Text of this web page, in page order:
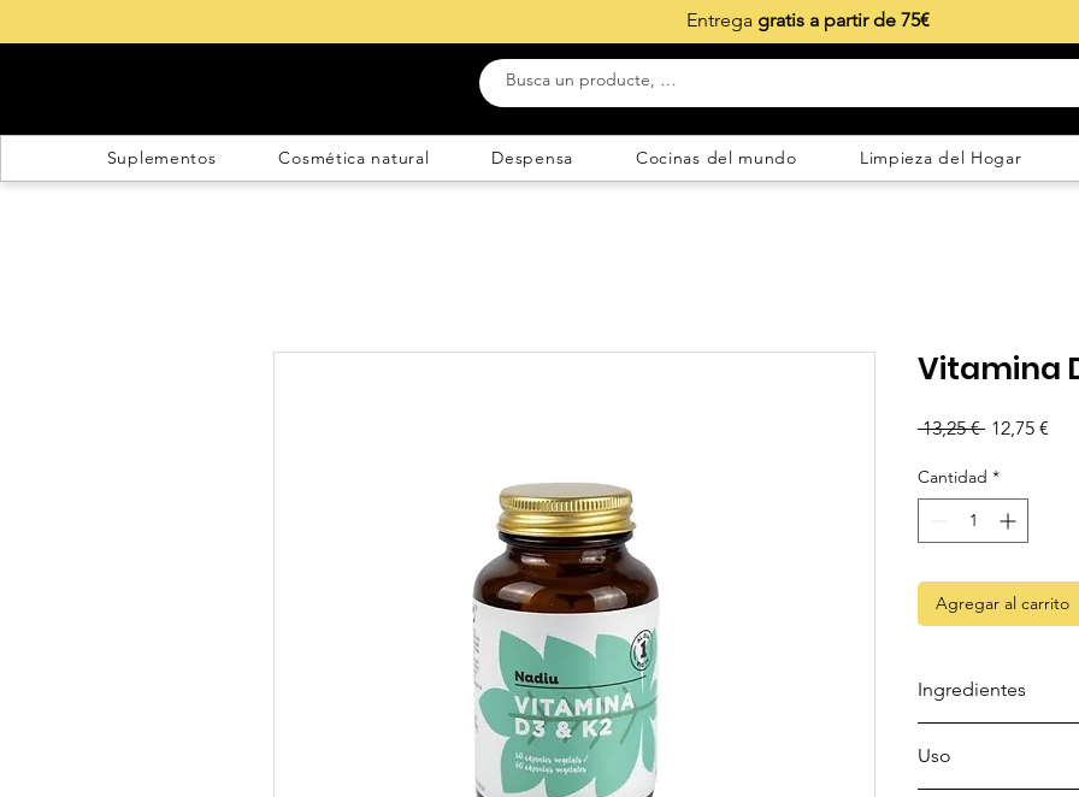
Entrega gratis a partir de 75€
Suplementos Cosmética natural Despensa Cocinas del mundo Limpieza del Hogar
Vitamina
13,25 € Precio
12,75 €
Cantidad *
Agregar al carrito
Ingredientes
Antiaglomerante
Menaquinona-7
Uso